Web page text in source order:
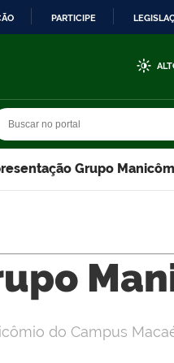
PARTICIPE
Grupo
do Campus